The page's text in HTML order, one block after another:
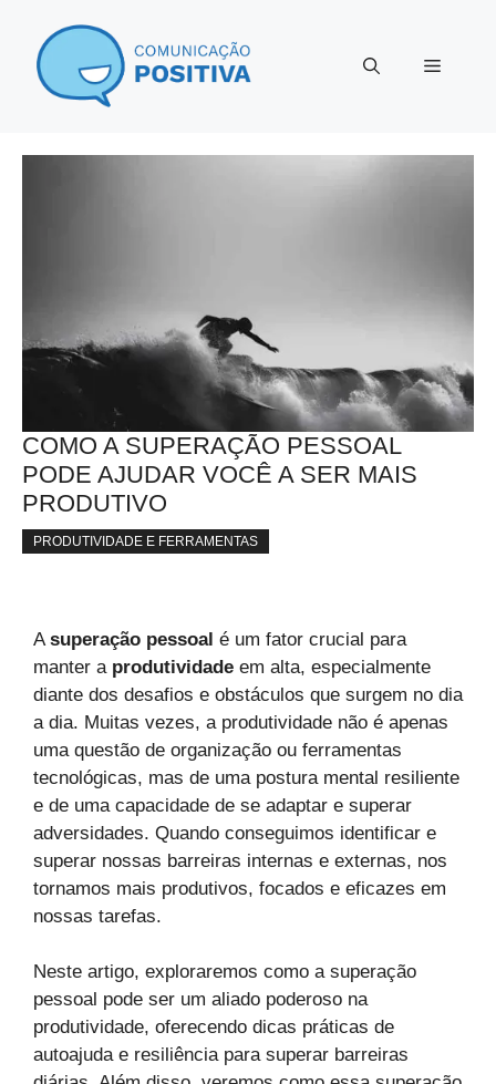
conteúdo
Menu
COMO A SUPERAÇÃO PESSOAL
PODE AJUDAR VOCÊ A SER MAIS
PRODUTIVO
PRODUTIVIDADE E FERRAMENTAS
A superação pessoal é um fator crucial para
manter a produtividade em alta, especialmente
diante dos desafios e obstáculos que surgem no dia
a dia. Muitas vezes, a produtividade não é apenas
uma questão de organização ou ferramentas
tecnológicas, mas de uma postura mental resiliente
e de uma capacidade de se adaptar e superar
adversidades. Quando conseguimos identificar e
superar nossas barreiras internas e externas, nos
tornamos mais produtivos, focados e eficazes em
nossas tarefas.
Neste artigo, exploraremos como a superação
pessoal pode ser um aliado poderoso na
produtividade, oferecendo dicas práticas de
autoajuda e resiliência para superar barreiras